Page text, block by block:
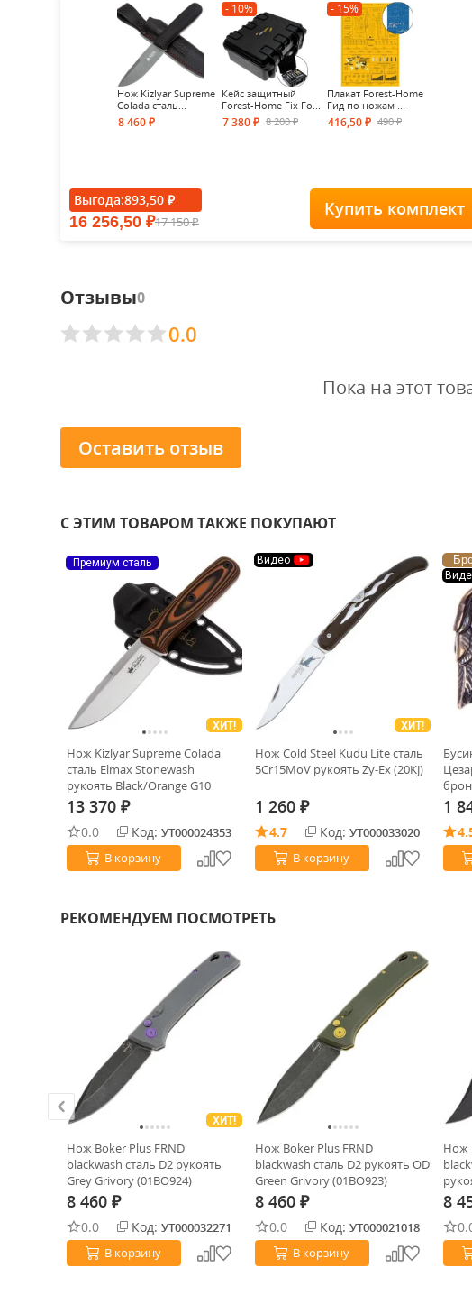
Нож Kizlyar Supreme
Colada сталь...
8 460 ₽
- 10%
Кейс защитный
Forest-Home Fix Fo...
7 380₽ 8 200₽
- 15%
Плакат Forest-Home
Гид по ножам ...
416,50 ₽ 490₽
Выгода:893,50 ₽
16 256,50 ₽17 150₽
Купить комплект
Отзывы0
0.0
Пока на этот
Оставить отзыв
С ЭТИМ ТОВАРОМ ТАКЖЕ ПОКУПАЮТ
Премиум сталь
ХИТ!
Нож Kizlyar Supreme Colada
сталь Elmax Stonewash
рукоять Black/Orange G10
13 370 ₽
0.0 Код: УТ000024353
В корзину
Видео
ХИТ!
Нож Cold Steel Kudu Lite сталь
5Cr15MoV рукоять Zy-Ex (20KJ)
1 260 ₽
4.7 Код: УТ000033020
В корзину
1
РЕКОМЕНДУЕМ ПОСМОТРЕТЬ
ХИТ!
Нож Boker Plus FRND
blackwash сталь D2 рукоять
Grey Grivory (01BO924)
8 460 ₽
0.0 Код: УТ000032271
В корзину
Нож Boker Plus FRND
blackwash сталь D2 рукоять OD
Green Grivory (01BO923)
8 460 ₽
0.0 Код: УТ000021018
В корзину
Нож
8